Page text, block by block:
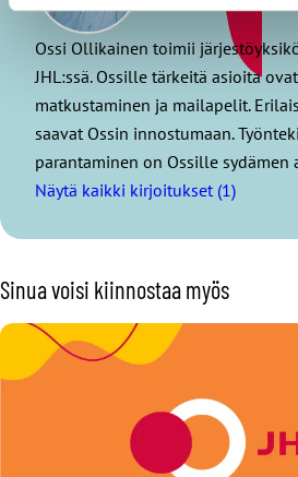
Ossi Ollikainen toimii
JHL:ssä. Ossille tärkeitä asioita
matkustaminen ja mailapelit.
saavat Ossin innostumaan.
parantaminen on Ossille sydämen
Näytä kaikki kirjoitukset (1)
Sinua voisi kiinnostaa myös